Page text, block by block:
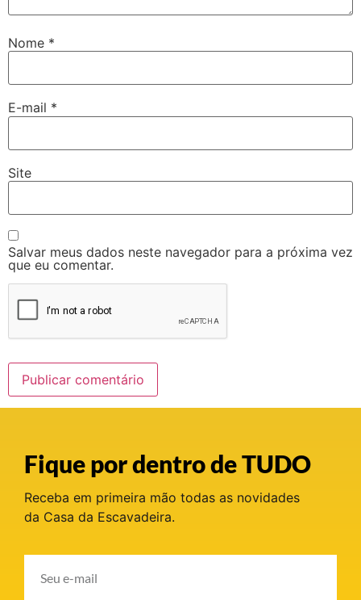
Nome *
E-mail *
Site
Salvar meus dados neste navegador para a próxima vez
que eu comentar.
Fique por dentro de TUDO
Receba em primeira mão todas as novidades
da Casa da Escavadeira.